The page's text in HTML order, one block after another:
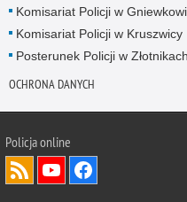
Komisariat Policji w
Komisariat Policji w Kruszwicy
Posterunek Policji w
OCHRONA DANYCH
Policja online